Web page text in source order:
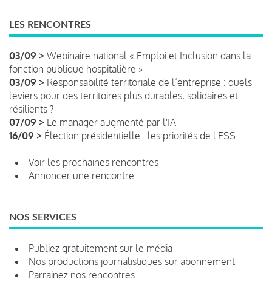
LES RENCONTRES
03/09 > Webinaire national « Emploi et Inclusion dans la
fonction publique hospitalière »
03/09 > Responsabilité territoriale de l’entreprise : quels
leviers pour des territoires plus durables, solidaires et
résilients ?
07/09 > Le manager augmenté par l'IA
16/09 > Élection présidentielle : les priorités de l'ESS
Voir les prochaines rencontres
Annoncer une rencontre
NOS SERVICES
Publiez gratuitement sur le média
Nos productions journalistiques sur abonnement
Parrainez nos rencontres